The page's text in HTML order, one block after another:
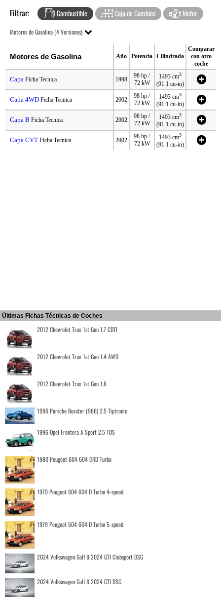
Filtrar: Combustible Caja de Cambios Motor
Motores de Gasolina (4 Versiones)
Motores de Gasolina Año Potencia Cilindrada
Comparar
con otro
coche
Capa Ficha Tecnica 1998
98 hp /
72 kW
1493 cm3
(91.1 cu-in)
Capa 4WD Ficha Tecnica 2002
98 hp /
72 kW
1493 cm3
(91.1 cu-in)
Capa B Ficha Tecnica 2002
98 hp /
72 kW
1493 cm3
(91.1 cu-in)
Capa CVT Ficha Tecnica 2002
98 hp /
72 kW
1493 cm3
(91.1 cu-in)
Últimas Fichas Técnicas de Coches
2012 Chevrolet Trax 1st Gen 1.7 CDTI
2012 Chevrolet Trax 1st Gen 1.4 AWD
2012 Chevrolet Trax 1st Gen 1.6
1996 Porsche Boxster (986) 2.5 Tiptronic
1996 Opel Frontera A Sport 2.5 TDS
1980 Peugeot 604 604 GRD Turbo
1979 Peugeot 604 604 D Turbo 4-speed
1979 Peugeot 604 604 D Turbo 5-speed
2024 Volkswagen Golf 8 2024 GTI Clubsport DSG
2024 Volkswagen Golf 8 2024 GTI DSG